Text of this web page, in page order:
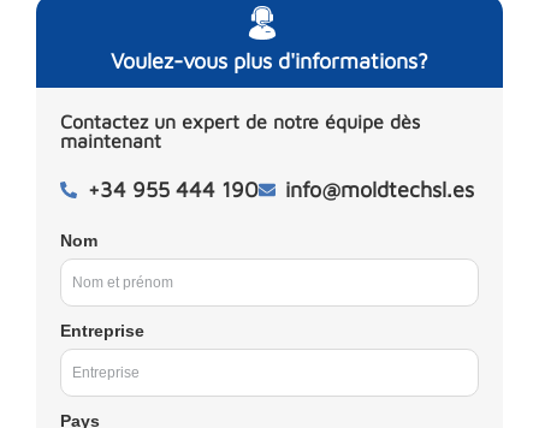
Voulez-vous plus d'informations?
Contactez un expert de notre équipe dès
maintenant
+34 955 444 190 info@moldtechsl.es
Nom
Entreprise
Pays